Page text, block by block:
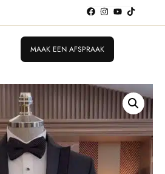
MAAK EEN AFSPRAAK